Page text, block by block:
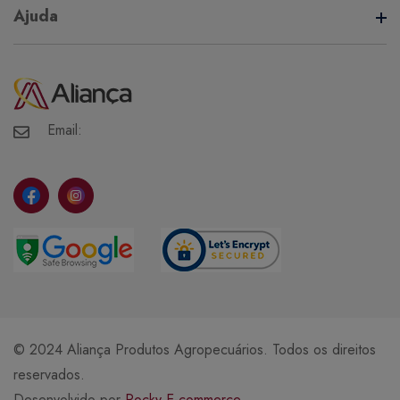
Termos de Uso
Ajuda
Minha Conta
Meus Pedidos
Meus Favoritos
Email:
© 2024 Aliança Produtos Agropecuários. Todos os direitos
reservados.